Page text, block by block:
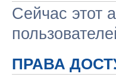
Сейчас этот
ПРАВА